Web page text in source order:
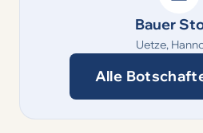
Bauer
Uetze,
Alle